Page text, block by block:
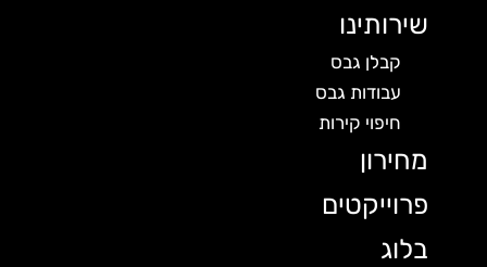
שירותינו
קבלן גבס
עבודות גבס
חיפוי קירות
מחירון
פרוייקטים
בלוג